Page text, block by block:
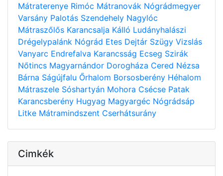
Mátraterenye Rimóc Mátranovák Nógrádmegyer
Varsány Palotás Szendehely Nagylóc
Mátraszőlős Karancsalja Kálló Ludányhalászi
Drégelypalánk Nógrád Etes Dejtár Szügy Vizslás
Vanyarc Endrefalva Karancsság Ecseg Szirák
Nőtincs Magyarnándor Dorogháza Cered Nézsa
Bárna Ságújfalu Őrhalom Borsosberény Héhalom
Mátraszele Sóshartyán Mohora Csécse Patak
Karancsberény Hugyag Magyargéc Nógrádsáp
Litke Mátramindszent Cserhátsurány
Cimkék